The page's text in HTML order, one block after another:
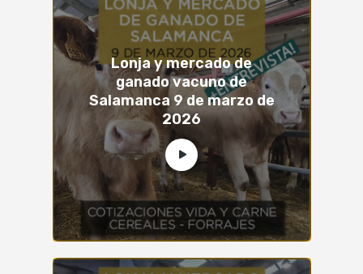
Lonja y mercado de
ganado vacuno de
Salamanca 9 de marzo de
2026